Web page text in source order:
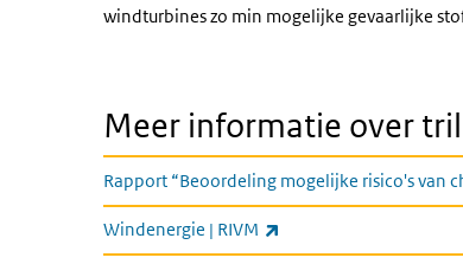
windturbines zo min mogelijke gevaarlijke
Meer informatie over
Rapport “Beoordeling mogelijke risico's van
Windenergie | RIVM